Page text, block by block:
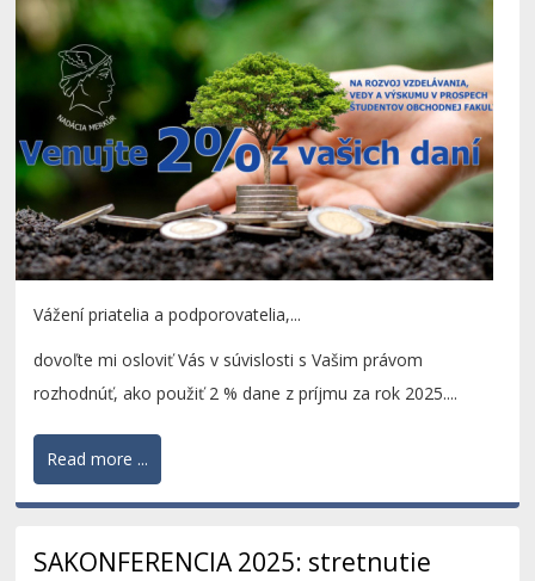
Vážení priatelia a podporovatelia,...
dovoľte mi osloviť Vás v súvislosti s Vašim právom
rozhodnúť, ako použiť 2 % dane z príjmu za rok 2025....
Read more ...
SAKONFERENCIA 2025: stretnutie